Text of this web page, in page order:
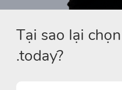
Tại sao lại
.today?